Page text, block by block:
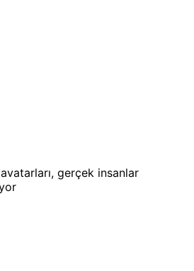
gerçek insanlar